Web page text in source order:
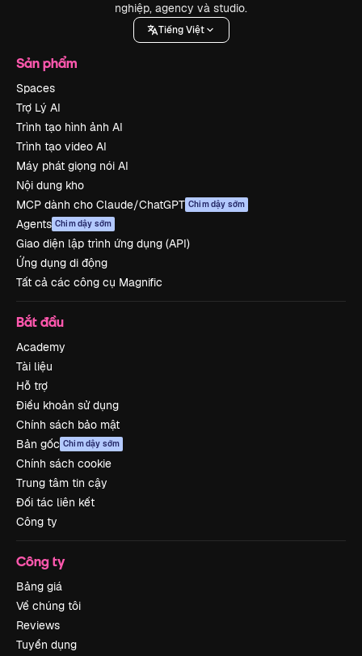
nghiệp, agency và studio.
Tiếng Việt
Sản phẩm
Spaces
Trợ Lý AI
Trình tạo hình ảnh AI
Trình tạo video AI
Máy phát giọng nói AI
Nội dung kho
MCP dành cho Claude/ChatGPT Chim dậy sớm
Agents Chim dậy sớm
Giao diện lập trình ứng dụng (API)
Ứng dụng di động
Tất cả các công cụ Magnific
Bắt đầu
Academy
Tài liệu
Hỗ trợ
Điều khoản sử dụng
Chính sách bảo mật
Bản gốc Chim dậy sớm
Chính sách cookie
Trung tâm tin cậy
Đối tác liên kết
Công ty
Công ty
Bảng giá
Về chúng tôi
Reviews
Tuyển dụng